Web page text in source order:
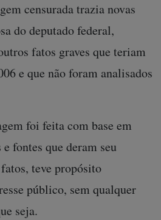
censurada trazia novas
do deputado federal,
fatos graves que teriam
e que não foram analisados
foi feita com base em
fontes que deram seu
teve propósito
público, sem qualquer
seja.